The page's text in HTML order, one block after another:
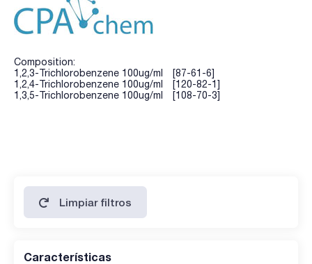
Composition:
1,2,3-Trichlorobenzene 100ug/ml [87-61-6]
1,2,4-Trichlorobenzene 100ug/ml [120-82-1]
1,3,5-Trichlorobenzene 100ug/ml [108-70-3]
Limpiar filtros
Características